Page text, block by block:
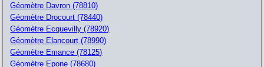
Géomètre Davron (78810)
Géomètre Drocourt (78440)
Géomètre Ecquevilly (78920)
Géomètre Elancourt (78990)
Géomètre Emance (78125)
Géomètre Epone (78680)